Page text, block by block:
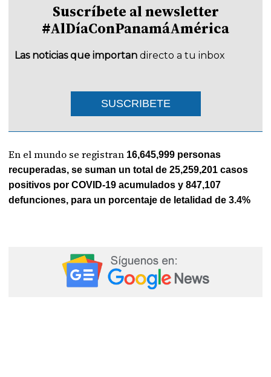
Suscríbete al newsletter
#AlDíaConPanamáAmérica
Las noticias que importan directo a tu inbox
SUSCRIBETE
En el mundo se registran 16,645,999 personas
recuperadas, se suman un total de 25,259,201 casos
positivos por COVID-19 acumulados y 847,107
defunciones, para un porcentaje de letalidad de 3.4%